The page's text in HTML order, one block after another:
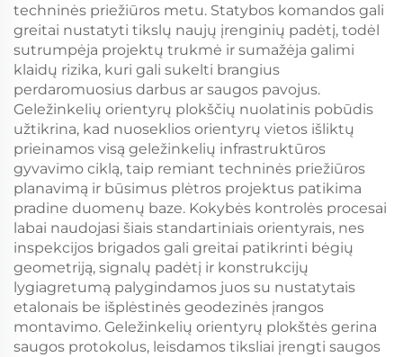
techninės priežiūros metu. Statybos komandos gali
greitai nustatyti tikslų naujų įrenginių padėtį, todėl
sutrumpėja projektų trukmė ir sumažėja galimi
klaidų rizika, kuri gali sukelti brangius
perdaromuosius darbus ar saugos pavojus.
Geležinkelių orientyrų plokščių nuolatinis pobūdis
užtikrina, kad nuoseklios orientyrų vietos išliktų
prieinamos visą geležinkelių infrastruktūros
gyvavimo ciklą, taip remiant techninės priežiūros
planavimą ir būsimus plėtros projektus patikima
pradine duomenų baze. Kokybės kontrolės procesai
labai naudojasi šiais standartiniais orientyrais, nes
inspekcijos brigados gali greitai patikrinti bėgių
geometriją, signalų padėtį ir konstrukcijų
lygiagretumą palygindamos juos su nustatytais
etalonais be išplėstinės geodezinės įrangos
montavimo. Geležinkelių orientyrų plokštės gerina
saugos protokolus, leisdamos tiksliai įrengti saugos